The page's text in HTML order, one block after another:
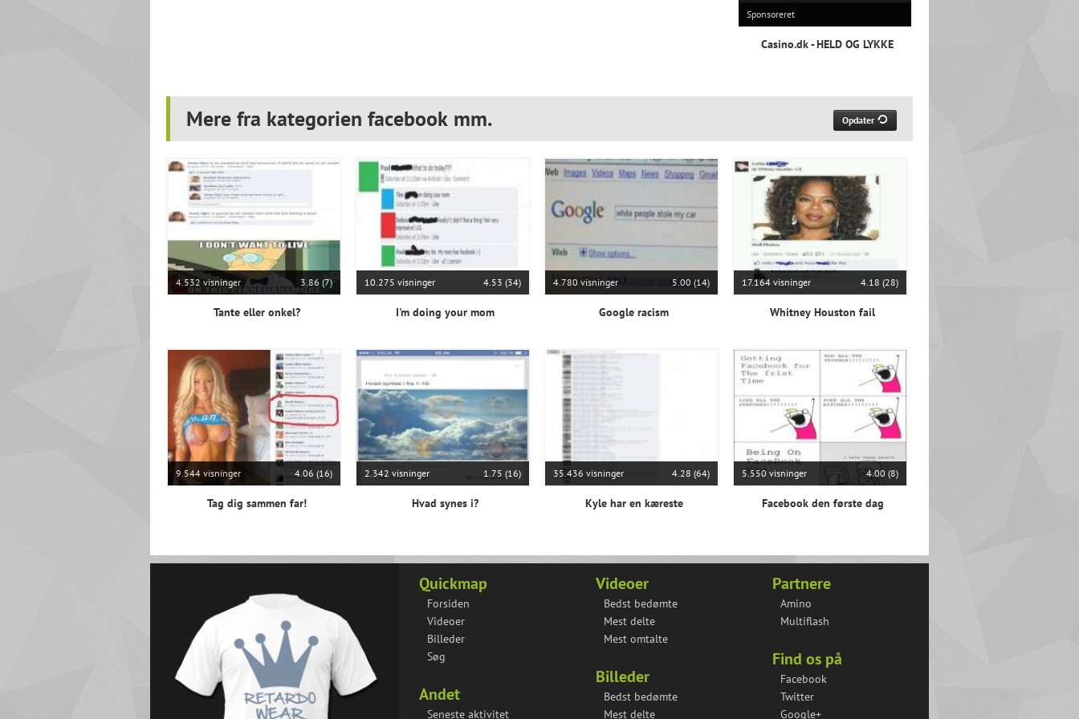
Sponsoreret
Casino.dk - HELD OG LYKKE
Mere fra kategorien facebook mm. Opdater
4.532 visninger 3.86 (7)
Tante eller onkel?
10.275 visninger 4.53 (34)
I'm doing your mom
4.780 visninger 5.00 (14)
Google racism
17.164 visninger 4.18 (28)
Whitney Houston fail
9.544 visninger 4.06 (16)
Tag dig sammen far!
2.342 visninger 1.75 (16)
Hvad synes i?
35.436 visninger 4.28 (64)
Kyle har en kæreste
5.550 visninger 4.00 (8)
Facebook den første dag
Partnere
Amino
Multiflash
Find os på
Facebook
Twitter
Google+
Videoer
Bedst bedømte
Mest delte
Mest omtalte
Billeder
Bedst bedømte
Mest delte
Quickmap
Forsiden
Videoer
Billeder
Søg
Andet
Seneste aktivitet